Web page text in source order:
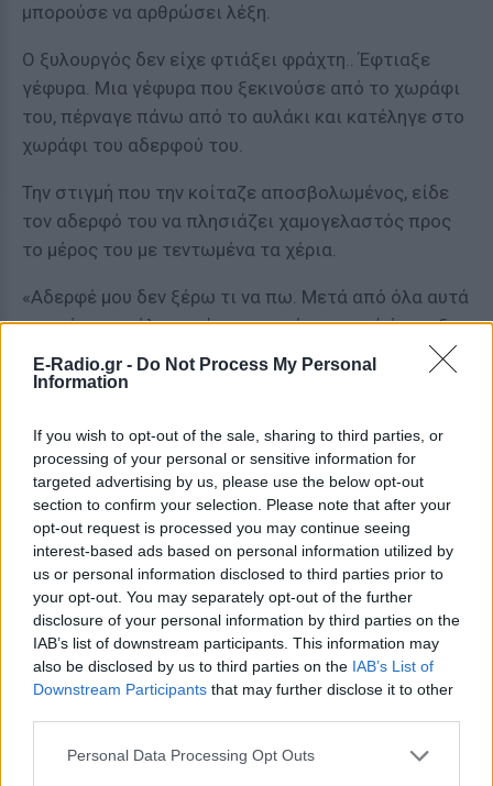
E-Radio.gr - Do Not Process My Personal
Information
If you wish to opt-out of the sale, sharing to third parties, or
processing of your personal or sensitive information for
targeted advertising by us, please use the below opt-out
section to confirm your selection. Please note that after your
opt-out request is processed you may continue seeing
interest-based ads based on personal information utilized by
us or personal information disclosed to third parties prior to
your opt-out. You may separately opt-out of the further
disclosure of your personal information by third parties on the
IAB’s list of downstream participants. This information may
also be disclosed by us to third parties on the IAB’s List of
Downstream Participants that may further disclose it to other
Personal Data Processing Opt Outs
μπορούσε να αρθρώσει λέξη.
Ο ξυλουργός δεν είχε φτιάξει φράχτη.. Έφτιαξε
γέφυρα. Μια γέφυρα που ξεκινούσε από το χωράφι
του, πέρναγε πάνω από το αυλάκι και κατέληγε στο
χωράφι του αδερφού του.
Την στιγμή που την κοίταζε αποσβολωμένος, είδε
τον αδερφό του να πλησιάζει χαμογελαστός προς
το μέρος του με τεντωμένα τα χέρια.
«Αδερφέ μου δεν ξέρω τι να πω. Μετά από όλα αυτά
που είπα και όλα αυτά που σου έκανα, εσύ έφτιαξες
μια γέφυρα», του φώναξε.
γέφυρας και αγκαλιάστηκαν σφιχτά συγκινημένοι.
Όταν ο μεγάλος αδερφός γύρισε για να
ευχαριστήσει τον ξυλουργό, τον είδε να μαζεύει τα
πράγματα του.
«Όχι περίμενε», του φώναξε. «Θέλω να μου κάνεις
και άλλες δουλειές».
«Θα ήθελα πολύ να μείνω», του απάντησε ο
ξυλουργός. «Αλλά έχω πάρα πολλές ακόμη γέφυρες